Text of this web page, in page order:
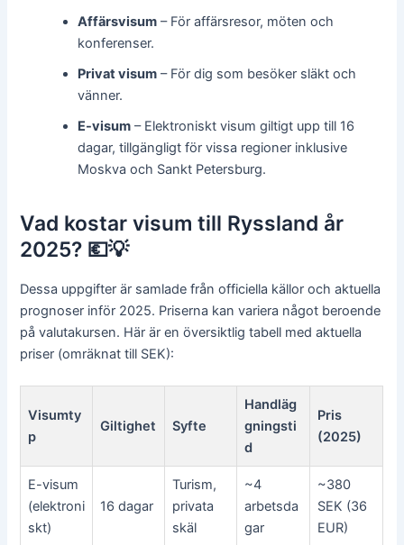
Affärsvisum – För affärsresor, möten och
konferenser.
Privat visum – För dig som besöker släkt och
vänner.
E-visum – Elektroniskt visum giltigt upp till 16
dagar, tillgängligt för vissa regioner inklusive
Moskva och Sankt Petersburg.
Vad kostar visum till Ryssland år
2025? 💶💡
Dessa uppgifter är samlade från officiella källor och aktuella
prognoser inför 2025. Priserna kan variera något beroende
på valutakursen. Här är en översiktlig tabell med aktuella
priser (omräknat till SEK):
Visumty
p
Giltighet Syfte
Handläg
gningsti
d
Pris
(2025)
E-visum
(elektroni
skt)
16 dagar
Turism,
privata
skäl
~4
arbetsda
gar
~380
SEK (36
EUR)